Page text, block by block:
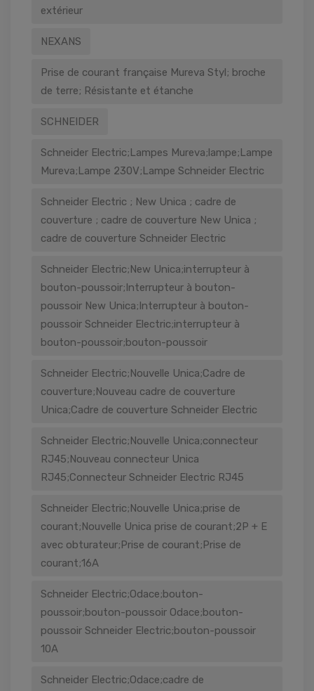
extérieur
NEXANS
Prise de courant française Mureva Styl; broche
de terre; Résistante et étanche
SCHNEIDER
Schneider Electric;Lampes Mureva;lampe;Lampe
Mureva;Lampe 230V;Lampe Schneider Electric
Schneider Electric ; New Unica ; cadre de
couverture ; cadre de couverture New Unica ;
cadre de couverture Schneider Electric
Schneider Electric;New Unica;interrupteur à
bouton-poussoir;Interrupteur à bouton-
poussoir New Unica;Interrupteur à bouton-
poussoir Schneider Electric;interrupteur à
bouton-poussoir;bouton-poussoir
Schneider Electric;Nouvelle Unica;Cadre de
couverture;Nouveau cadre de couverture
Unica;Cadre de couverture Schneider Electric
Schneider Electric;Nouvelle Unica;connecteur
RJ45;Nouveau connecteur Unica
RJ45;Connecteur Schneider Electric RJ45
Schneider Electric;Nouvelle Unica;prise de
courant;Nouvelle Unica prise de courant;2P + E
avec obturateur;Prise de courant;Prise de
courant;16A
Schneider Electric;Odace;bouton-
poussoir;bouton-poussoir Odace;bouton-
poussoir Schneider Electric;bouton-poussoir
10A
Schneider Electric;Odace;cadre de